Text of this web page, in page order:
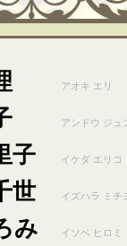
アオキ エリ
アンドウ ジュ
子 イケダ エリコ
世 イズハラ ミチ
み イソベ ヒロミ